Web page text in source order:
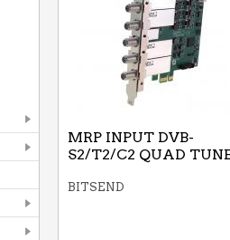
MRP INPUT DVB-
S2/T2/C2 QUAD
BITSEND